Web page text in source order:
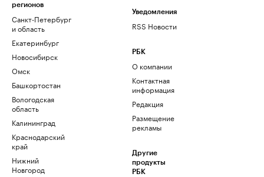
регионов
Санкт-Петербург
и область
Екатеринбург
Новосибирск
Омск
Башкортостан
Вологодская
область
Калининград
Краснодарский
край
Нижний
Новгород
Уведомления
RSS Новости
РБК
О компании
Контактная
информация
Редакция
Размещение
рекламы
Другие
продукты
РБК